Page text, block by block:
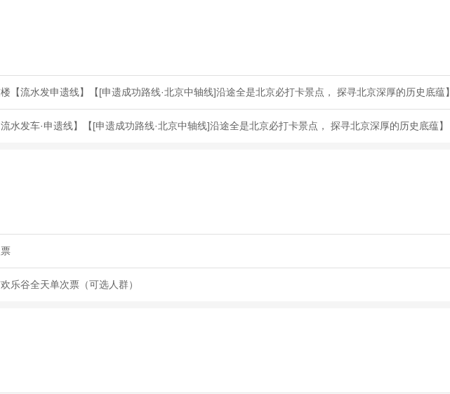
【流水发申遗线】【[申遗成功路线·北京中轴线]沿途全是北京必打卡景点， 探寻北京深厚的历史底蕴】
水发车·申遗线】【[申遗成功路线·北京中轴线]沿途全是北京必打卡景点， 探寻北京深厚的历史底蕴】
乐谷全天单次票（可选人群）